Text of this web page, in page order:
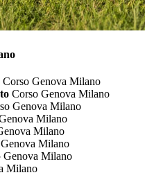
Corso Genova Milano
Corso Genova Milano
Genova Milano
Milano
Milano
Milano
Genova Milano
Milano